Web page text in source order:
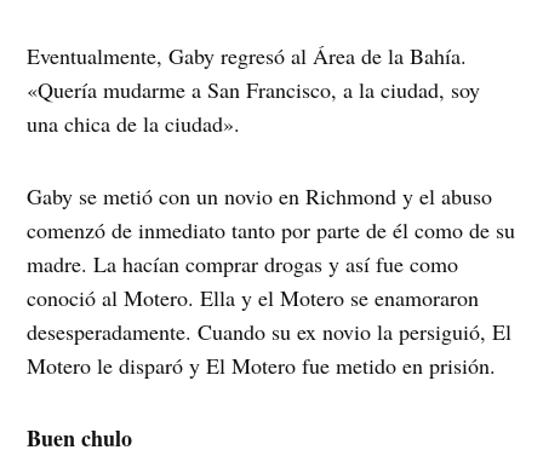
Eventualmente, Gaby regresó al Área de la Bahía.
«Quería mudarme a San Francisco, a la ciudad, soy
una chica de la ciudad».
Gaby se metió con un novio en Richmond y el abuso
comenzó de inmediato tanto por parte de él como de su
madre. La hacían comprar drogas y así fue como
conoció al Motero. Ella y el Motero se enamoraron
desesperadamente. Cuando su ex novio la persiguió, El
Motero le disparó y El Motero fue metido en prisión.
Buen chulo